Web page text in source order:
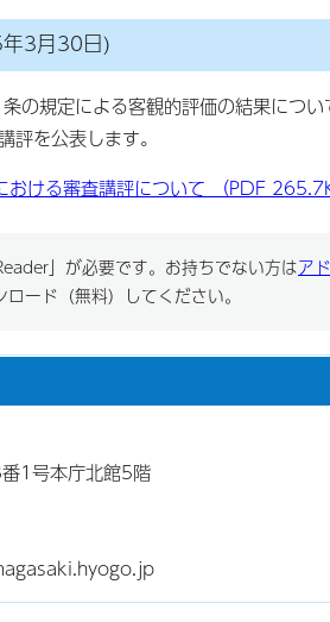
3月30日)
の規定による客観的評価の結果につい
評を公表します。
ける審査講評について （PDF
」が必要です。お持ちでない方はア
ロード（無料）してください。
1号本庁北館5階